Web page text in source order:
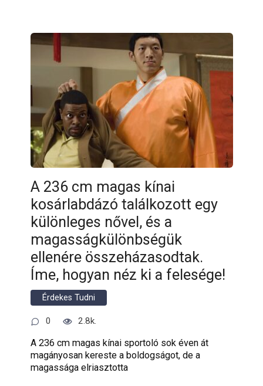
A 236 cm magas kínai
kosárlabdázó találkozott egy
különleges nővel, és a
magasságkülönbségük
ellenére összeházasodtak.
Íme, hogyan néz ki a felesége!
Érdekes Tudni
0 2.8k.
A 236 cm magas kínai sportoló sok éven át
magányosan kereste a boldogságot, de a
magassága elriasztotta